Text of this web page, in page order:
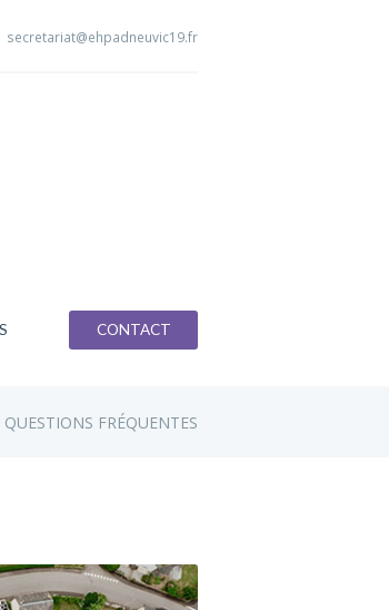
secretariat@ehpadneuvic19.fr
CONTACT
QUESTIONS FRÉQUENTES